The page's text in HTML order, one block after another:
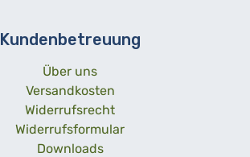
Kundenbetreuung
Über uns
Versandkosten
Widerrufsrecht
Widerrufsformular
Downloads